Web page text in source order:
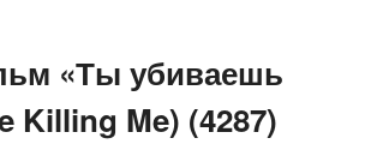
«Ты убиваешь
Killing Me) (4287)